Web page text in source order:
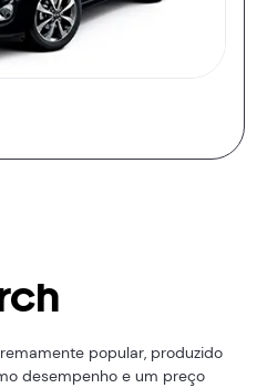
popular, produzido
desempenho e um preço